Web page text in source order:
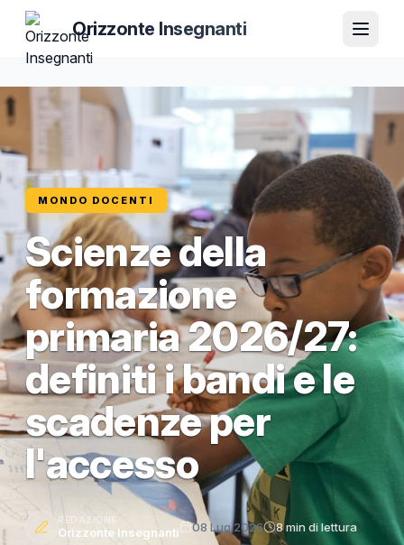
Orizzonte Insegnanti
MONDO DOCENTI
Scienze della
formazione
primaria 2026/27:
definiti i bandi e le
scadenze per
l'accesso
REDAZIONE
Orizzonte Insegnanti 08 Lug 2026 8 min di lettura